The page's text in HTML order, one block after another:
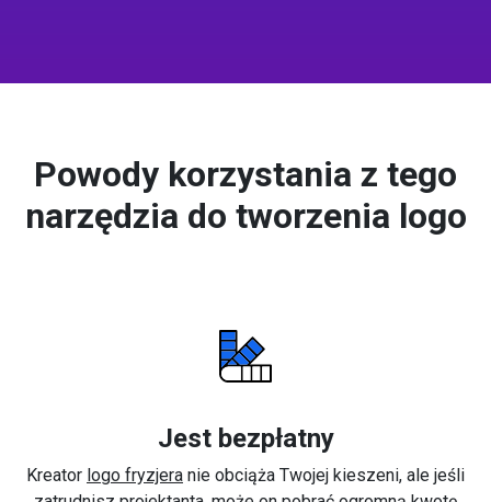
Powody korzystania z tego
narzędzia do tworzenia logo
Jest bezpłatny
Kreator logo fryzjera nie obciąża Twojej kieszeni, ale jeśli